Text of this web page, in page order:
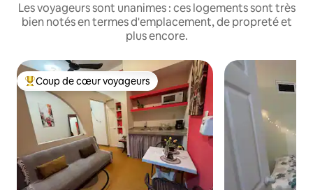
Les voyageurs sont unanimes : ces logements sont très
bien notés en termes d'emplacement, de propreté et
plus encore.
Coups de cœur voyageurs les plus appréciés
Coup de cœur voyageurs